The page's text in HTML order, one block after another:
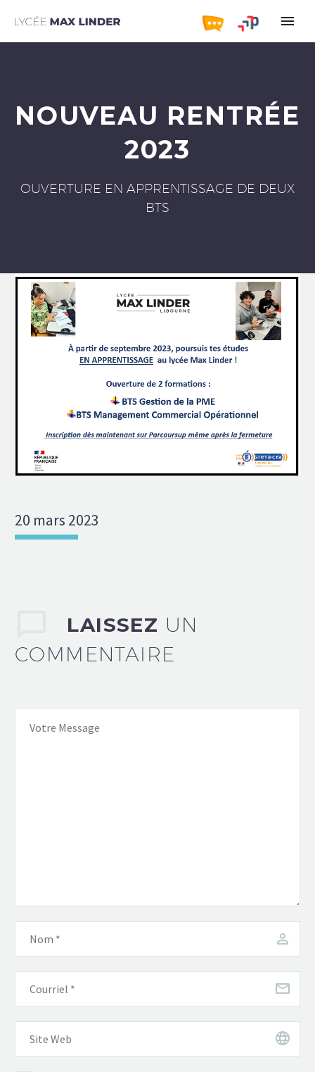
NOUVEAU RENTRÉE
2023
OUVERTURE EN APPRENTISSAGE DE DEUX
BTS
20 mars 2023
LAISSEZ UN
COMMENTAIRE